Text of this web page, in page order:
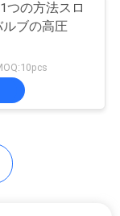
品
つの方法スロ
ルブの高圧